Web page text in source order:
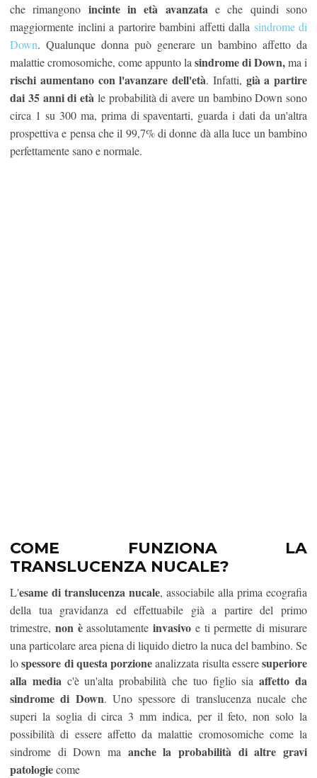
che rimangono incinte in età avanzata e che quindi sono
maggiormente inclini a partorire bambini affetti dalla sindrome di
Down. Qualunque donna può generare un bambino affetto da
malattie cromosomiche, come appunto la sindrome di Down,ma i
rischi aumentano con l'avanzare dell'età. Infatti, già a partire
dai 35 anni di età le probabilità di avere un bambino Down sono
circa 1 su 300 ma, prima di spaventarti, guarda i dati da un'altra
prospettiva e pensa che il 99,7% di donne dà alla luce un bambino
perfettamente sano e normale.
COME FUNZIONA LA
TRANSLUCENZA NUCALE?
L'esame di translucenza nucale, associabile alla prima ecografia
della tua gravidanza ed effettuabile già a partire del primo
trimestre, non èassolutamenteinvasivo e ti permette di misurare
una particolare area piena di liquido dietro la nuca del bambino. Se
lospessore di questa porzioneanalizzata risulta esseresuperiore
alla media c'è un'alta probabilità che tuo figlio siaaffetto da
sindrome di Down. Uno spessore di translucenza nucale che
superi la soglia di circa 3 mm indica, per il feto, non solo la
possibilità di essere affetto da malattie cromosomiche come la
sindrome di Down ma anche la probabilità di altre gravi
patologiecome